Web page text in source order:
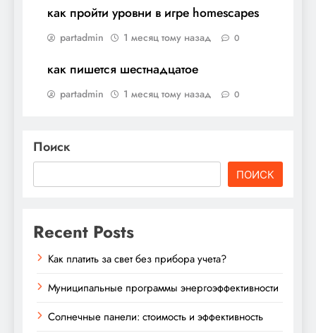
как пройти уровни в игре homescapes
partadmin 1 месяц тому назад 0
как пишется шестнадцатое
partadmin 1 месяц тому назад 0
Поиск
ПОИСК
Recent Posts
Как платить за свет без прибора учета?
Муниципальные программы энергоэффективности
Солнечные панели: стоимость и эффективность